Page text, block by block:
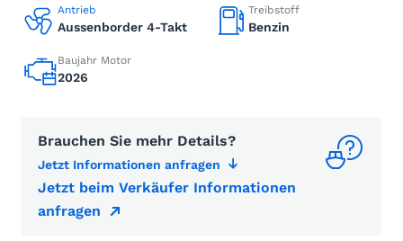
Antrieb
Aussenborder 4-Takt
Treibstoff
Benzin
Baujahr Motor
2026
Brauchen Sie mehr Details?
Jetzt Informationen anfragen
Jetzt beim Verkäufer Informationen
anfragen